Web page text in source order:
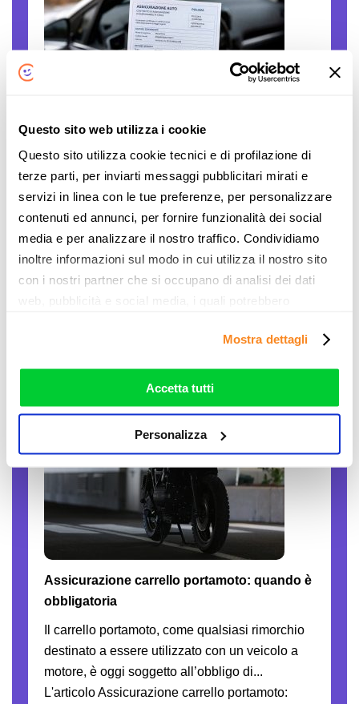
Questo sito web utilizza i cookie
Questo sito utilizza cookie tecnici e di profilazione di
terze parti, per inviarti messaggi pubblicitari mirati e
servizi in linea con le tue preferenze, per personalizzare
contenuti ed annunci, per fornire funzionalità dei social
media e per analizzare il nostro traffico. Condividiamo
inoltre informazioni sul modo in cui utilizza il nostro sito
con i nostri partner che si occupano di analisi dei dati
web, pubblicità e social media, i quali potrebbero
che hanno raccolto dal suo utilizzo dei loro servizi. Vedi
rifiutare o personalizzare il tuo consenso: cliccando sul
tasto "Accetta tutti”, selezionando le diverse categorie di
Mostra dettagli
Accetta tutti
Personalizza
Polizze auto false: come verificare se una
compagnia è autorizzata
Il caro assicurazioni RC auto è innegabile. Le
persone sono disperate, gli stipendi sono
sempre gli stessi, mentre il costo... L'articolo
Polizze auto false: come verificare se una
per Risparmiare di ComparaSemplice.it.
Assicurazione carrello portamoto: quando è
obbligatoria
Il carrello portamoto, come qualsiasi rimorchio
destinato a essere utilizzato con un veicolo a
motore, è oggi soggetto all’obbligo di...
L'articolo Assicurazione carrello portamoto: